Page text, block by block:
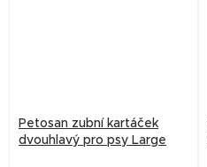
Petosan zubní kartáček
dvouhlavý pro psy Large